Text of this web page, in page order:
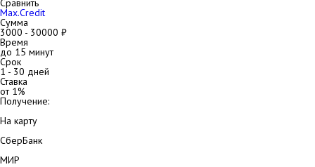
Сравнить
Max.Credit
Сумма
3000 - 30000 ₽
Время
до 15 минут
Срок
1- 30 дней
Ставка
от 1%
Получение:
На карту
СберБанк
МИР